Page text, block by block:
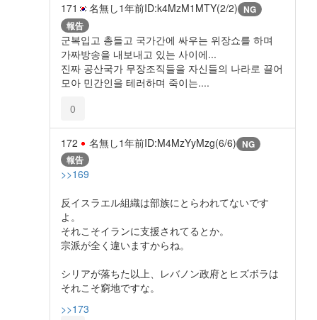
171 名無し1年前ID:k4MzM1MTY(2/2) NG
報告
군복입고 총들고 국가간에 싸우는 위장쇼를 하며
가짜방송을 내보내고 있는 사이에...
진짜 공산국가 무장조직들을 자신들의 나라로 끌어
모아 민간인을 테러하며 죽이는....
0
172 名無し1年前ID:M4MzYyMzg(6/6) NG
報告
>>169
反イスラエル組織は部族にとらわれてないです
よ。
それこそイランに支援されてるとか。
宗派が全く違いますからね。
シリアが落ちた以上、レバノン政府とヒズボラは
それこそ窮地ですな。
>>173